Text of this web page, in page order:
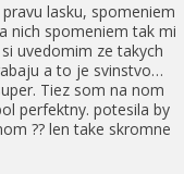
lasku, spomeniem
nich spomeniem tak mi
uvedomim ze takych
a to je svinstvo…
Tiez som na nom
perfektny. potesila by
?? len take skromne